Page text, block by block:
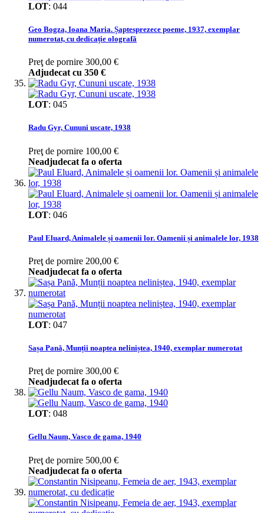
LOT: 044
Geo Bogza, Ioana Maria. Șaptesprezece poeme, 1937, exemplar
numerotat, cu dedicație olografă
Preţ de pornire 300,00 €
Adjudecat cu 350 €
LOT: 045
Radu Gyr, Cununi uscate, 1938
Preţ de pornire 100,00 €
Neadjudecat fa o oferta
LOT: 046
Paul Eluard, Animalele și oamenii lor. Oamenii și animalele lor, 1938
Preţ de pornire 200,00 €
Neadjudecat fa o oferta
LOT: 047
Sașa Pană, Munții noaptea neliniștea, 1940, exemplar numerotat
Preţ de pornire 300,00 €
Neadjudecat fa o oferta
LOT: 048
Gellu Naum, Vasco de gama, 1940
Preţ de pornire 500,00 €
Neadjudecat fa o oferta